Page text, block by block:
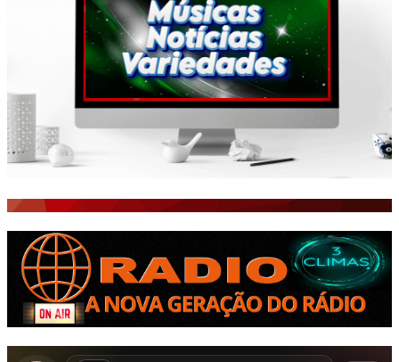
ISTO É FATO!
Todos
BLOGS & COLUNAS
CEARÁ BRASIL NOTÍCIAS
NOTÍCIAS GERAIS